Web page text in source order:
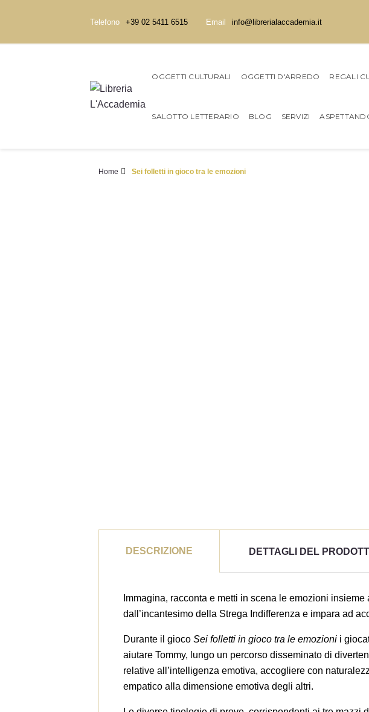
Telefono +39 02 5411 6515 Email info@librerialaccademia.it
OGGETTI CULTURALI OGGETTI D'ARREDO REGALI
SALOTTO LETTERARIO BLOG SERVIZI
Home Sei folletti in gioco tra le emozioni
DESCRIZIONE DETTAGLI DEL
Immagina, racconta e metti in scena le emozioni
dall’incantesimo della Strega Indifferenza e impara ad
Durante il gioco Sei folletti in gioco tra le emozionii
aiutare Tommy, lungo un percorso disseminato di
relative all’intelligenza emotiva, accogliere con
empatico alla dimensione emotiva degli altri.